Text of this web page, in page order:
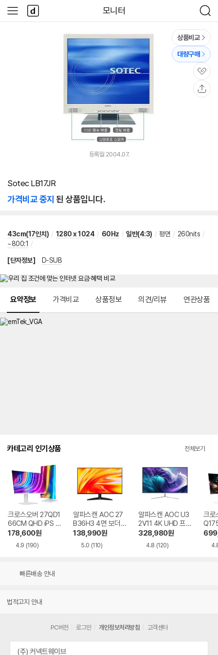
모니터
검
색
사
이
다
나
와
상품비교
대량구매
관
심
등록월 2004.07.
Sotec LB17JR
가격비교 중지 된 상품입니다.
43cm(17인치) / 1280 x 1024 / 60Hz / 일반(4:3) / 평면 / 260nits /
~800:1 /
[단자정보] D-SUB
요약정보 가격비교 상품정보 의견/리뷰 연관상품
카테고리 인기상품 전체보기
크로스오버 27QD1
66CM QHD iPS U
SB-C 화이트 Ai 멀
티스탠드
178,600원
4.9 (190)
알파스캔 AOC 27
B36H3 4면 보더리
스 IPS 120 시력보
호 무결점
138,990원
5.0 (110)
알파스캔 AOC U3
2V11 4K UHD 프리
싱크 HDR 시력보호
무결점
328,980원
4.8 (120)
크로
Ai
빠른배송 안내
법적고지 안내
PC버전 로그인 개인정보처리방침 고객센터
(주) 커넥트웨이브